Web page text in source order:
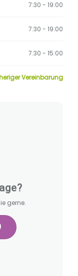
7:30 - 19:00
7:30 - 19:00
7:30 - 15:00
Vereinbarung
gerne.